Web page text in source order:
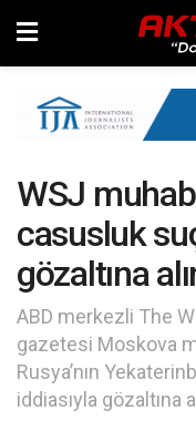
WSJ
casusluk
gözaltına
ABD merkezli The
gazetesi Moskova
Rusya’nın
iddiasıyla gözaltına